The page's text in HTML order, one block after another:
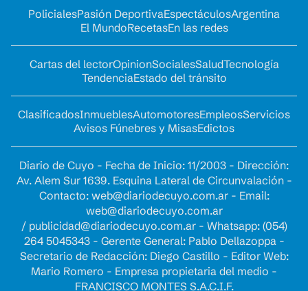
PolicialesPasión DeportivaEspectáculosArgentina
El MundoRecetasEn las redes
Cartas del lectorOpinionSocialesSaludTecnología
TendenciaEstado del tránsito
ClasificadosInmueblesAutomotoresEmpleosServicios
Avisos Fúnebres y MisasEdictos
Diario de Cuyo - Fecha de Inicio: 11/2003 - Dirección:
Av. Alem Sur 1639. Esquina Lateral de Circunvalación -
Contacto: web@diariodecuyo.com.ar- Email:
web@diariodecuyo.com.ar
/ publicidad@diariodecuyo.com.ar- Whatsapp: (054)
264 5045343 - Gerente General: Pablo Dellazoppa -
Secretario de Redacción: Diego Castillo - Editor Web:
Mario Romero - Empresa propietaria del medio -
FRANCISCO MONTES S.A.C.I.F.